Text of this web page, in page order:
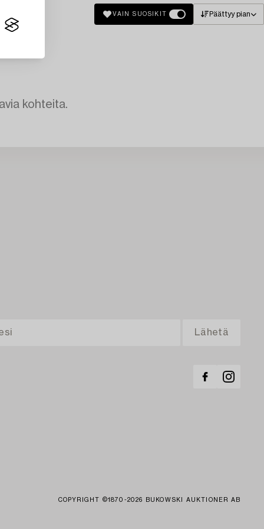
VAIN SUOSIKIT Päättyy pian
kohteita.
COPYRIGHT ©1870-2026 BUKOWSKI AUKTIONER AB